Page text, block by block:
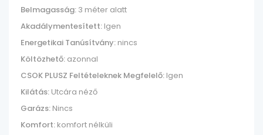
Belmagasság: 3 méter alatt
Akadálymentesített: Igen
Energetikai Tanúsítvány: nincs
Költözhető: azonnal
CSOK PLUSZ Feltételeknek Megfelelő: Igen
Kilátás: Utcára néző
Garázs: Nincs
Komfort: komfort nélküli